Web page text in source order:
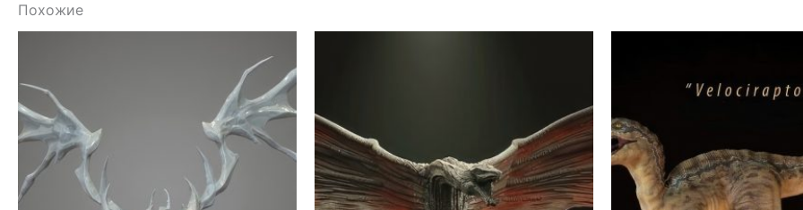
Похожие